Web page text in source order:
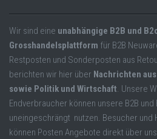
Wir sind eine unabhängige B2B und
Grosshandelsplattform für B2B
Restposten und Sonderposten aus
berichten wir hier über Nachrichten
sowie Politik und Wirtschaft. Unsere
Endverbraucher können unsere B2B
uneingeschrängt nutzen. Besucher
können Posten Angebote direkt über